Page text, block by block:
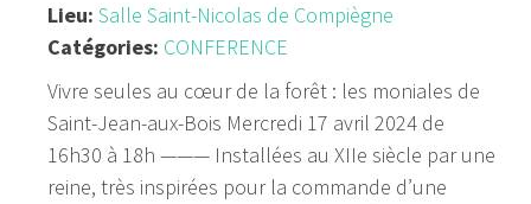
Lieu: Salle Saint-Nicolas de Compiègne
Catégories: CONFERENCE
Vivre seules au cœur de la forêt : les moniales de
Saint-Jean-aux-Bois Mercredi 17 avril 2024 de
16h30 à 18h ——— Installées au XIIe siècle par une
reine, très inspirées pour la commande d’une